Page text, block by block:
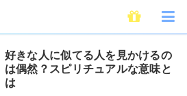
ルサイン
好きな人に似てる人を見かけるの
は偶然？スピリチュアルな意味と
は